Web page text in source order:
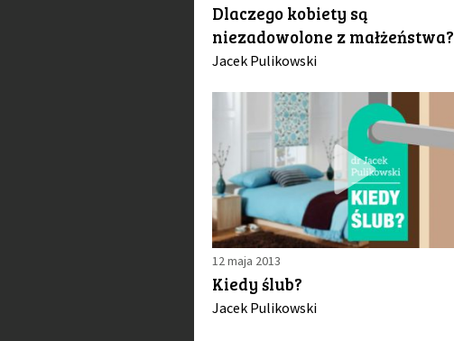
Dlaczego kobiety są
niezadowolone z małżeństwa?
Jacek Pulikowski
12 maja 2013
Kiedy ślub?
Jacek Pulikowski